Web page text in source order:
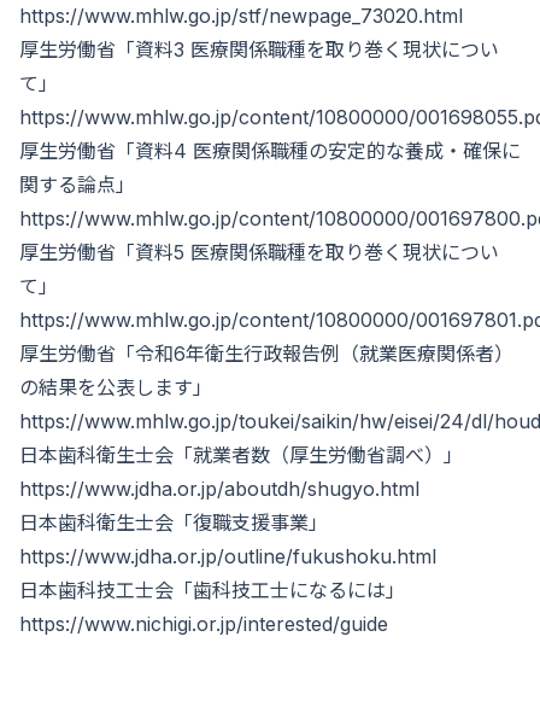
https://www.mhlw.go.jp/stf/newpage_73020.html
厚生労働省「資料3 医療関係職種を取り巻く現状につい
て」
https://www.mhlw.go.jp/content/10800000/
厚生労働省「資料4 医療関係職種の安定的な養成・確保に
関する論点」
https://www.mhlw.go.jp/content/10800000/
厚生労働省「資料5 医療関係職種を取り巻く現状につい
て」
https://www.mhlw.go.jp/content/10800000/
厚生労働省「令和6年衛生行政報告例（就業医療関係者）
の結果を公表します」
https://www.mhlw.go.jp/toukei/saikin/hw/eisei/24/dl/
日本歯科衛生士会「就業者数（厚生労働省調べ）」
https://www.jdha.or.jp/aboutdh/shugyo.html
日本歯科衛生士会「復職支援事業」
https://www.jdha.or.jp/outline/fukushoku.html
日本歯科技工士会「歯科技工士になるには」
https://www.nichigi.or.jp/interested/guide